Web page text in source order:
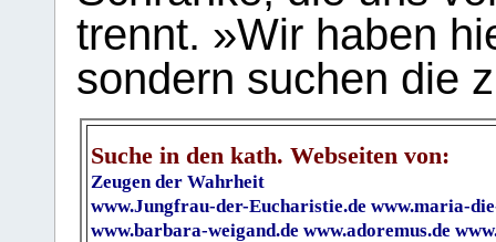
trennt. »Wir haben
sondern suchen die
Suche in den kath. Webseiten von:
Zeugen der Wahrheit
www.Jungfrau-der-Eucharistie.de www.maria-
www.barbara-weigand.de www.adoremus.de